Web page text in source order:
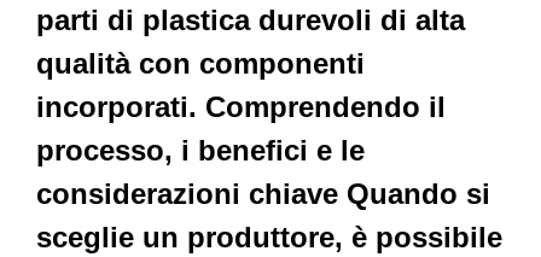
parti di plastica durevoli di alta
qualità con componenti
incorporati. Comprendendo il
processo, i benefici e le
considerazioni chiave Quando si
sceglie un produttore, è possibile